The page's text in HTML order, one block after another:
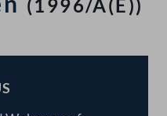
(1996/A(E))